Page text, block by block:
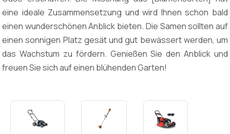
eine ideale Zusammensetzung und wird Ihnen schon bald
einen wunderschönen Anblick bieten. Die Samen sollten auf
einen sonnigen Platz gesät und gut bewässert werden, um
das Wachstum zu fördern. Genießen Sie den Anblick und
freuen Sie sich auf einen blühenden Garten!